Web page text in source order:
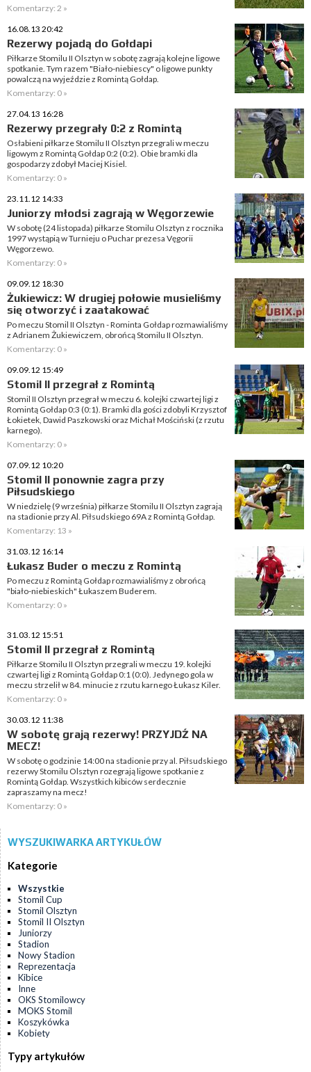
Komentarzy: 2 »
16.08.13 20:42
Rezerwy pojadą do Gołdapi
Piłkarze Stomilu II Olsztyn w sobotę zagrają kolejne ligowe
spotkanie. Tym razem "Biało-niebiescy" o ligowe punkty
powalczą na wyjeździe z Romintą Gołdap.
Komentarzy: 0 »
27.04.13 16:28
Rezerwy przegrały 0:2 z Romintą
Osłabieni piłkarze Stomilu II Olsztyn przegrali w meczu
ligowym z Romintą Gołdap 0:2 (0:2). Obie bramki dla
gospodarzy zdobył Maciej Kisiel.
Komentarzy: 0 »
23.11.12 14:33
Juniorzy młodsi zagrają w Węgorzewie
W sobotę (24 listopada) piłkarze Stomilu Olsztyn z rocznika
1997 wystąpią w Turnieju o Puchar prezesa Vęgorii
Węgorzewo.
Komentarzy: 0 »
09.09.12 18:30
Żukiewicz: W drugiej połowie musieliśmy
się otworzyć i zaatakować
Po meczu Stomil II Olsztyn - Rominta Gołdap rozmawialiśmy
z Adrianem Żukiewiczem, obrońcą Stomilu II Olsztyn.
Komentarzy: 0 »
09.09.12 15:49
Stomil II przegrał z Romintą
Stomil II Olsztyn przegrał w meczu 6. kolejki czwartej ligi z
Romintą Gołdap 0:3 (0:1). Bramki dla gości zdobyli Krzysztof
Łokietek, Dawid Paszkowski oraz Michał Mościński (z rzutu
karnego).
Komentarzy: 0 »
07.09.12 10:20
Stomil II ponownie zagra przy
Piłsudskiego
W niedzielę (9 września) piłkarze Stomilu II Olsztyn zagrają
na stadionie przy Al. Piłsudskiego 69A z Romintą Gołdap.
Komentarzy: 13 »
31.03.12 16:14
Łukasz Buder o meczu z Romintą
Po meczu z Romintą Gołdap rozmawialiśmy z obrońcą
"biało-niebieskich" Łukaszem Buderem.
Komentarzy: 0 »
31.03.12 15:51
Stomil II przegrał z Romintą
Piłkarze Stomilu II Olsztyn przegrali w meczu 19. kolejki
czwartej ligi z Romintą Gołdap 0:1 (0:0). Jedynego gola w
meczu strzelił w 84. minucie z rzutu karnego Łukasz Kiler.
Komentarzy: 0 »
30.03.12 11:38
W sobotę grają rezerwy! PRZYJDŹ NA
MECZ!
W sobotę o godzinie 14:00 na stadionie przy al. Piłsudskiego
rezerwy Stomilu Olsztyn rozegrają ligowe spotkanie z
Romintą Gołdap. Wszystkich kibiców serdecznie
zapraszamy na mecz!
Komentarzy: 0 »
WYSZUKIWARKA ARTYKUŁÓW
Kategorie
Wszystkie
Stomil Cup
Stomil Olsztyn
Stomil II Olsztyn
Juniorzy
Stadion
Nowy Stadion
Reprezentacja
Kibice
Inne
OKS Stomilowcy
MOKS Stomil
Koszykówka
Kobiety
Typy artykułów